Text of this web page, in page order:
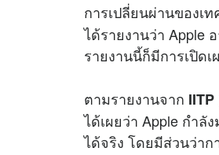
การเปลี่ยนผ่านของเ
ได้รายงานว่า Apple
รายงานนี้ก็มีการเปิด
ตามรายงานจาก IITP
ได้เผยว่า Apple กำ
ได้จริง โดยมีส่วนว่าก